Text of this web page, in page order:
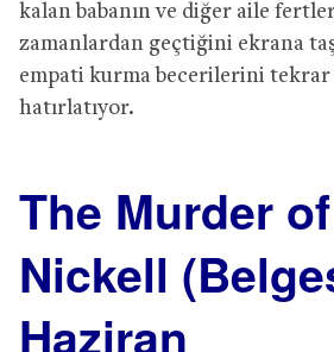
kalan babanın ve diğer aile
zamanlardan geçtiğini ekrana
empati kurma becerilerini
hatırlatıyor.
The Murder
Nickell
Haziran